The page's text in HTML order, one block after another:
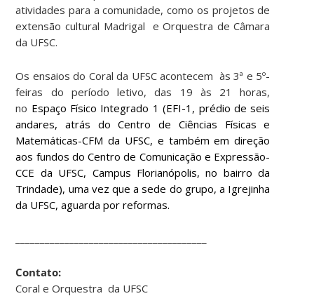
atividades para a comunidade, como os projetos de
extensão cultural Madrigal e Orquestra de Câmara
da UFSC.
Os ensaios do Coral da UFSC acontecem às 3ª e 5º-
feiras do período letivo, das 19 às 21 horas,
no Espaço Físico Integrado 1 (EFI-1, prédio de seis
andares, atrás do Centro de Ciências Físicas e
Matemáticas-CFM da UFSC, e também em direção
aos fundos do Centro de Comunicação e Expressão-
CCE da UFSC, Campus Florianópolis, no bairro da
Trindade), uma vez que a sede do grupo, a Igrejinha
da UFSC, aguarda por reformas.
Contato:
Coral e Orquestra da UFSC